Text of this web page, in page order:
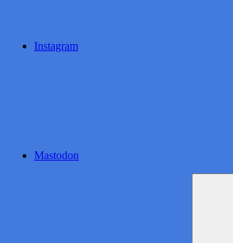
Instagram
Mastodon